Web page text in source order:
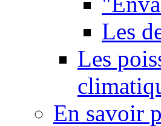
Les
Les
En savoir